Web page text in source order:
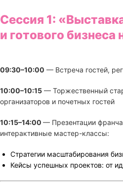
Сессия 1:
и готового
09:30–10:00 — Встреча гостей,
10:00–10:15 — Торжественный
организаторов и почетных гостей
10:15–14:00 — Презентации
интерактивные мастер-классы:
Стратегии масштабирования
Кейсы успешных проектов: от